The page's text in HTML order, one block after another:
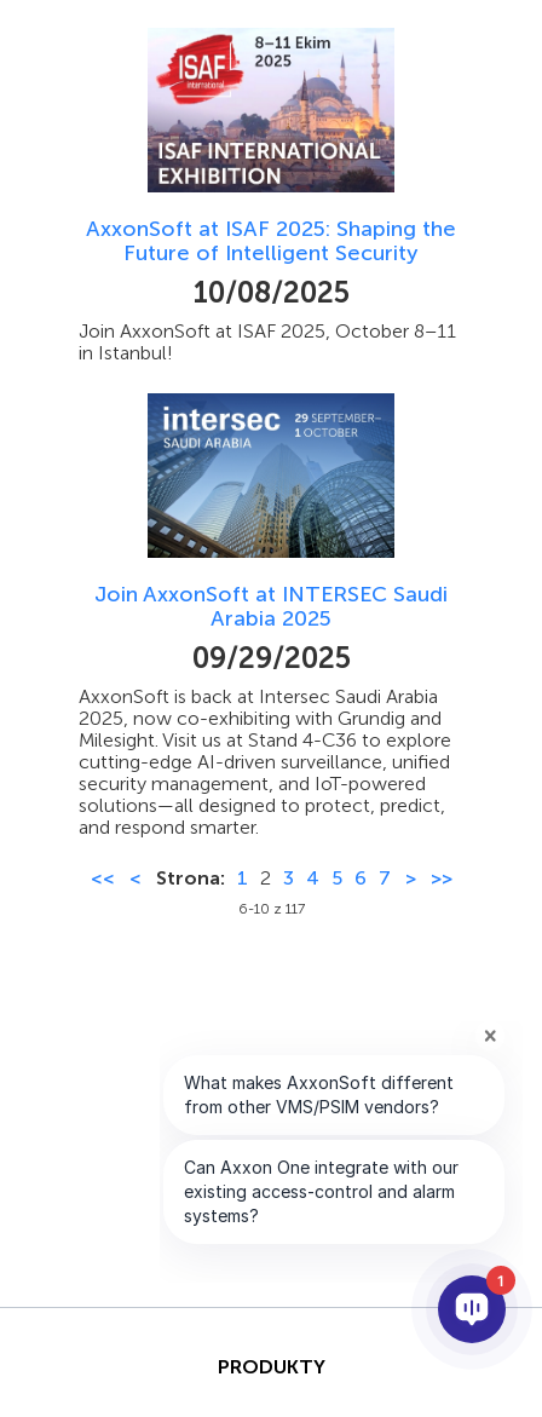
AxxonSoft at ISAF 2025: Shaping the
Future of Intelligent Security
10/08/2025
Join AxxonSoft at ISAF 2025, October 8–11
in Istanbul!
Join AxxonSoft at INTERSEC Saudi
Arabia 2025
09/29/2025
AxxonSoft is back at Intersec Saudi Arabia
2025, now co-exhibiting with Grundig and
Milesight. Visit us at Stand 4-C36 to explore
cutting-edge AI-driven surveillance, unified
security management, and IoT-powered
solutions—all designed to protect, predict,
and respond smarter.
<< < Strona: 1 2 3 4 5 6 7 > >>
6-10 z 117
PRODUKTY
1